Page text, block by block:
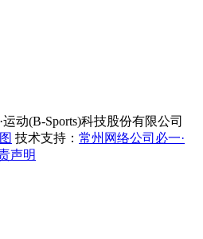
运动(B-Sports)科技股份有限公司
技术支持： 常州网络公司必一·
声明